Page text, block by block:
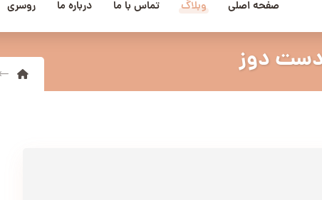
صفحه اصلی وبلاگ تماس با ما درباره ما روسری
دوز